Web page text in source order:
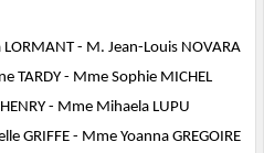
- M. Jean-Louis NOVARA
TARDY - Mme Sophie MICHEL
- Mme Mihaela LUPU
GRIFFE - Mme Yoanna GREGOIRE